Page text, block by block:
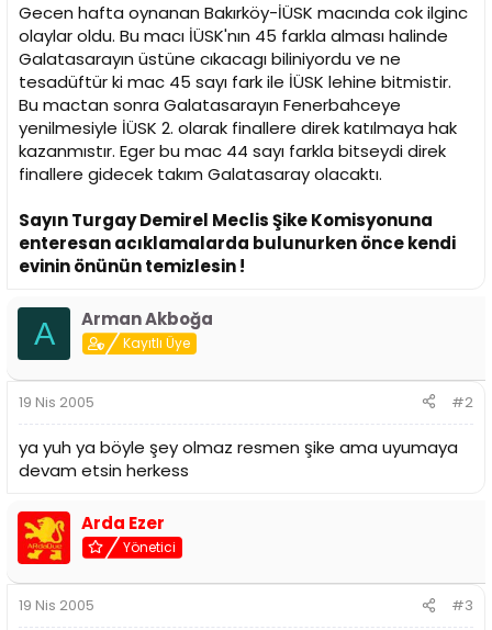
a
t
a
n
a
r
i
h
i
Gecen hafta oynanan Bakırköy-İÜSK macında cok ilginc
olaylar oldu. Bu macı İÜSK'nın 45 farkla alması halinde
Galatasarayın üstüne cıkacagı biliniyordu ve ne
tesadüftür ki mac 45 sayı fark ile İÜSK lehine bitmistir.
Bu mactan sonra Galatasarayın Fenerbahceye
yenilmesiyle İÜSK 2. olarak finallere direk katılmaya hak
kazanmıstır. Eger bu mac 44 sayı farkla bitseydi direk
finallere gidecek takım Galatasaray olacaktı.
Sayın Turgay Demirel Meclis Şike Komisyonuna
enteresan acıklamalarda bulunurken önce kendi
evinin önünün temizlesin !
A Arman Akboğa
Kayıtlı Üye
19 Nis 2005 #2
ya yuh ya böyle şey olmaz resmen şike ama uyumaya
devam etsin herkess
Arda Ezer
Yönetici
19 Nis 2005 #3